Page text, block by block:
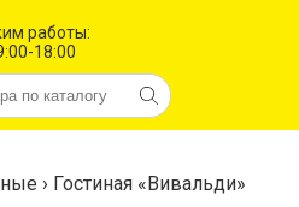
работы:
18:00
› Гостиная «Вивальди»